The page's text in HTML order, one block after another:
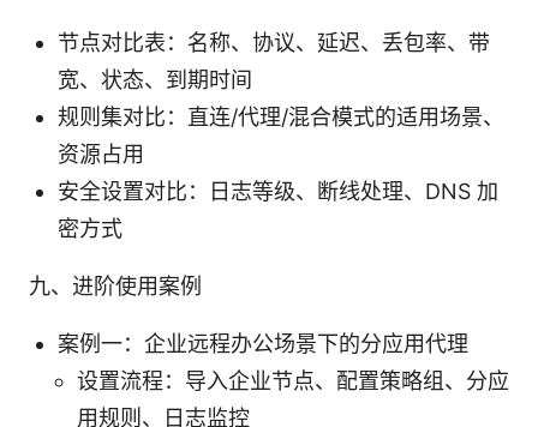
节点对比表：名称、协议、延迟、丢包率、带
宽、状态、到期时间
规则集对比：直连/代理/混合模式的适用场景、
资源占用
安全设置对比：日志等级、断线处理、DNS 加
密方式
九、进阶使用案例
案例一：企业远程办公场景下的分应用代理
设置流程：导入企业节点、配置策略组、分应
用规则、日志监控